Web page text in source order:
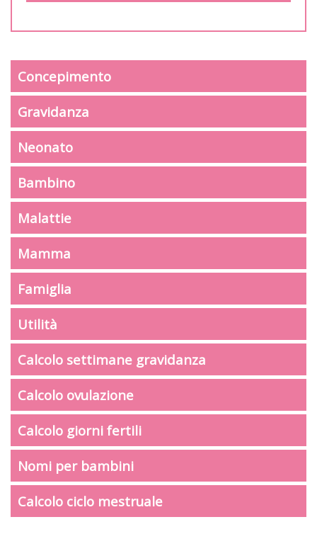
Concepimento
Gravidanza
Neonato
Bambino
Malattie
Mamma
Famiglia
Utilità
Calcolo settimane gravidanza
Calcolo ovulazione
Calcolo giorni fertili
Nomi per bambini
Calcolo ciclo mestruale